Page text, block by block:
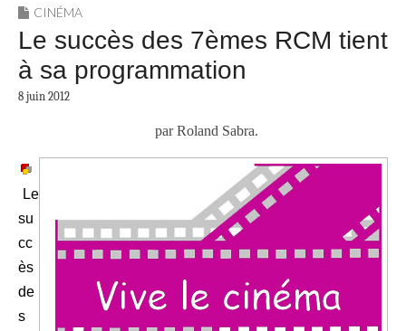
CINÉMA
Le succès des 7èmes RCM tient
à sa programmation
8 juin 2012
par Roland Sabra.
Le
su
cc
ès
de
s